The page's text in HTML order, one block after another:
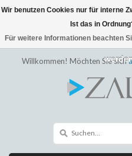
Willkommen! Möchten Sie sich
Wir benutzen Cookies nur für interne
Ist das in
Für weitere Informationen beachten
← Zurück zum Backoffice
Eventuell können nicht alle